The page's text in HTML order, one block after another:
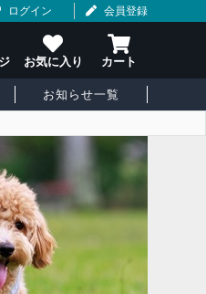
ログイン 会員登録
お知らせ一覧